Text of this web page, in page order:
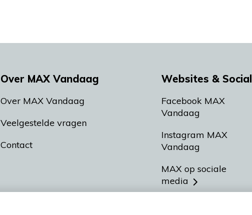
Over MAX Vandaag
Over MAX Vandaag
Veelgestelde vragen
Contact
Websites & Social
Facebook MAX
Vandaag
Instagram MAX
Vandaag
MAX op sociale
media